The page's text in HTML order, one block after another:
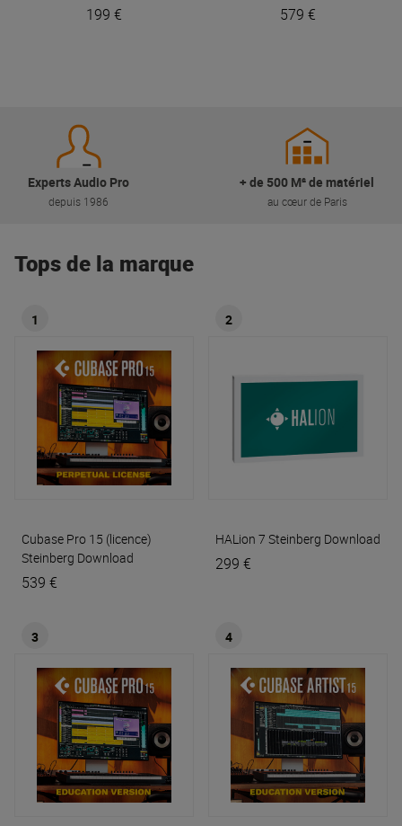
199 € 579 €
Experts Audio Pro
depuis 1986
+ de 500 M² de matériel
au cœur de Paris
Tops de la marque
1
Cubase Pro 15 (licence)
Steinberg Download
539 €
2
HALion 7 Steinberg Download
299 €
3 4